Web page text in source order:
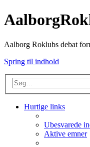
Aalborg Roklubs debat
Spring til indhold
Hurtige links
Ubesvarede
Aktive emner